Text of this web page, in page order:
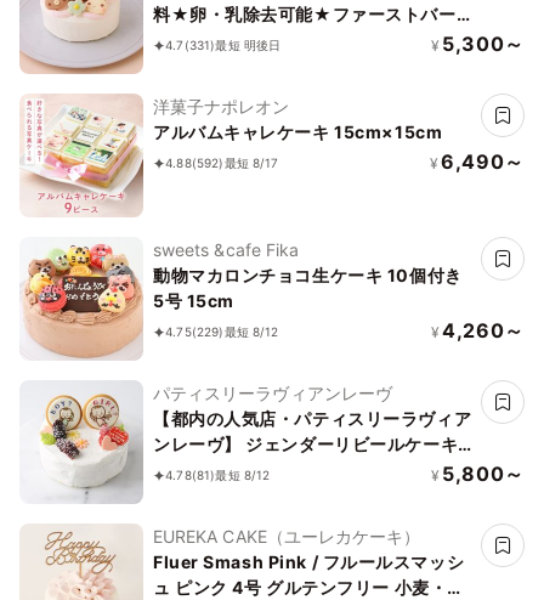
料★卵・乳除去可能★ファーストバー
スデーケーキ 4号 12cm王冠の数字は選
4.7 (331)最短 明後日 ¥ 5,300～
洋菓子ナポレオン
アルバムキャレケーキ 15cm×15cm
4.88(592)最短 8/17 ¥ 6,490～
sweets &cafe Fika
動物マカロンチョコ生ケーキ 10個付き
5号 15cm
4.75(229)最短 8/12 ¥ 4,260～
パティスリーラヴィアンレーヴ
【都内の人気店・パティスリーラヴィア
ンレーヴ】 ジェンダーリビールケーキ
4号 12cm
4.78(81)最短 8/12 ¥ 5,800～
EUREKA CAKE（ユーレカケーキ）
Fluer Smash Pink / フルールスマッシ
ュ ピンク 4号 グルテンフリー 小麦・乳